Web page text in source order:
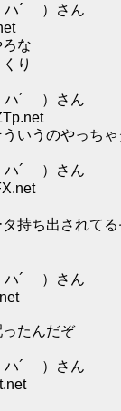
ハ´ ）さん
な
り
ハ´ ）さん
いうのやっち
ハ´ ）さん
持ち出されてる
ハ´ ）さん
たんだぞ
ハ´ ）さん